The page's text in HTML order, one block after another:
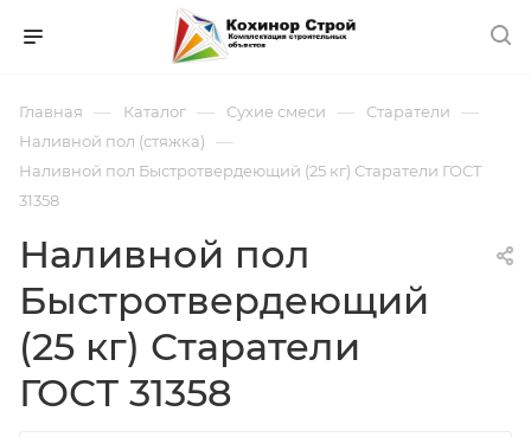
Главная — Каталог — Сухие смеси — Старатели —
Наливной пол (стяжка) —
Наливной пол Быстротвердеющий (25 кг) Старатели ГОСТ
31358
Наливной пол
Быстротвердеющий
(25 кг) Старатели
ГОСТ 31358